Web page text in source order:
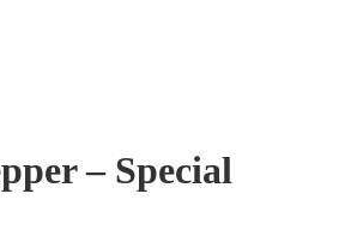
– Special